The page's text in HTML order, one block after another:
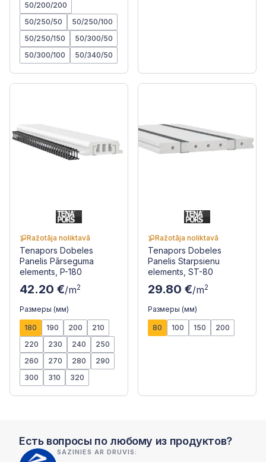
50/200/200
50/250/50
50/250/100
50/250/150
50/300/50
50/300/100
50/340/50
Ražotāja noliktavā
Tenapors Dobeles
Panelis Pārseguma
elements, P-180
42.20 €/m2
Размеры (мм)
180 190 200
210
220
230 240
250
260
270 280
290
300
310 320
Ražotāja noliktavā
Tenapors Dobeles
Panelis Starpsienu
elements, ST-80
29.80 €/m2
Размеры (мм)
80 100 150 200
Есть вопросы по любому из продуктов?
SAZINIES AR DRUVIS: